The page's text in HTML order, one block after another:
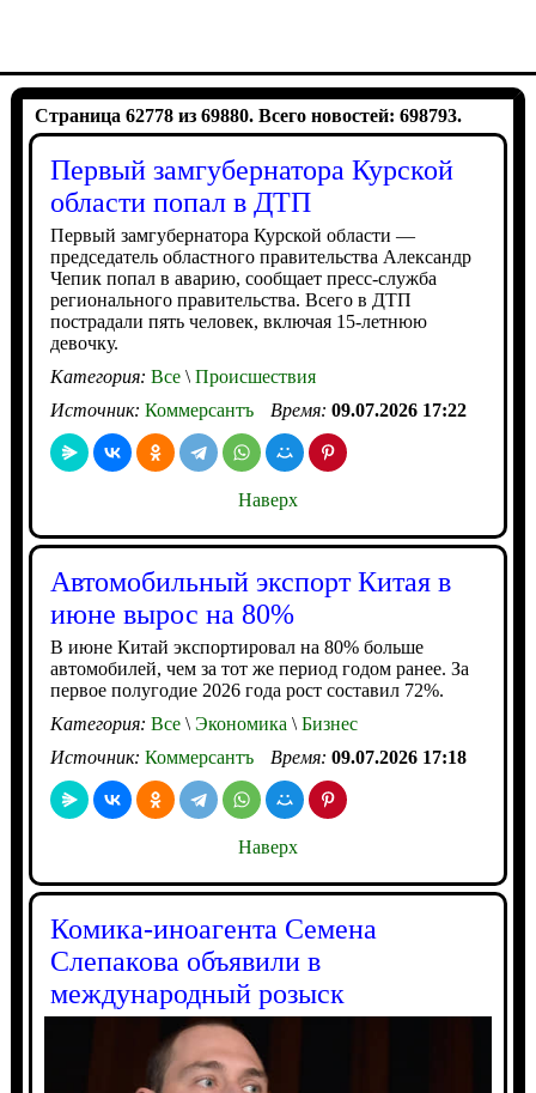
Страница 62778 из 69880. Всего новостей: 698793.
Первый замгубернатора Курской
области попал в ДТП
Первый замгубернатора Курской области —
председатель областного правительства Александр
Чепик попал в аварию, сообщает пресс-служба
регионального правительства. Всего в ДТП
пострадали пять человек, включая 15-летнюю
девочку.
Категория: Все\Происшествия
Источник: Коммерсантъ Время: 09.07.2026 17:22
Наверх
Автомобильный экспорт Китая в
июне вырос на 80%
В июне Китай экспортировал на 80% больше
автомобилей, чем за тот же период годом ранее. За
первое полугодие 2026 года рост составил 72%.
Категория: Все\Экономика \Бизнес
Источник: Коммерсантъ Время: 09.07.2026 17:18
Наверх
Комика-иноагента Семена
Слепакова объявили в
международный розыск